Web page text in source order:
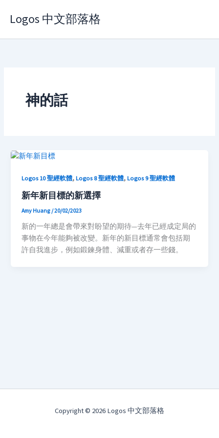
Logos 中文部落格
神的話
Logos 10 聖經軟體,Logos 8 聖經軟體,Logos 9 聖經軟體
新年新目標的新選擇
Amy Huang/20/02/2023
新的一年總是會帶來對盼望的期待—去年已經成定局的
事物在今年能夠被改變。新年的新目標通常會包括期
許自我進步，例如鍛鍊身體、減重或者存一些錢。
Copyright © 2026 Logos 中文部落格